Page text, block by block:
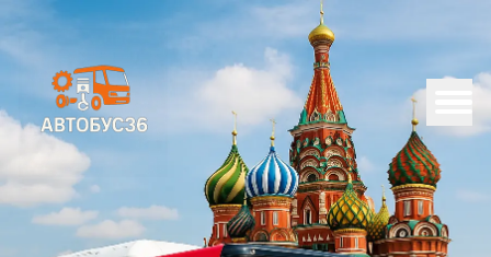
Меню
Главная
Каталог
Марки